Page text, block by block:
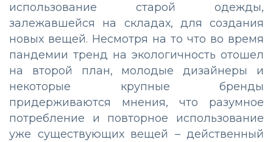
использование старой одежды,
залежавшейся на складах, для создания
новых вещей. Несмотря на то что во время
пандемии тренд на экологичность отошел
на второй план, молодые дизайнеры и
некоторые крупные бренды
придерживаются мнения, что разумное
потребление и повторное использование
уже существующих вещей – действенный